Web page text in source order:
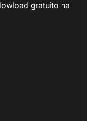
gratuito na